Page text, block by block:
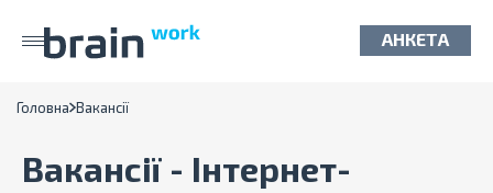
АНКЕТА
Головна Вакансії
Вакансії - Інтернет-